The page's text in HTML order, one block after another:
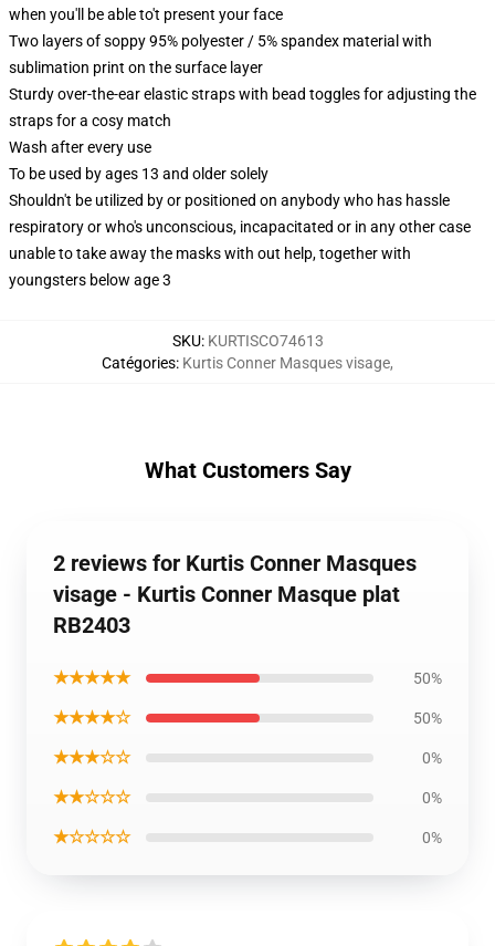
when you'll be able to't present your face
Two layers of soppy 95% polyester / 5% spandex material with
sublimation print on the surface layer
Sturdy over-the-ear elastic straps with bead toggles for adjusting the
straps for a cosy match
Wash after every use
To be used by ages 13 and older solely
Shouldn't be utilized by or positioned on anybody who has hassle
respiratory or who's unconscious, incapacitated or in any other case
unable to take away the masks with out help, together with
youngsters below age 3
SKU: KURTISCO74613
Catégories: Kurtis Conner Masques visage,
What Customers Say
2 reviews for Kurtis Conner Masques
visage - Kurtis Conner Masque plat
RB2403
★★★★★ 50%
★★★★☆ 50%
★★★☆☆ 0%
★★☆☆☆ 0%
★☆☆☆☆ 0%